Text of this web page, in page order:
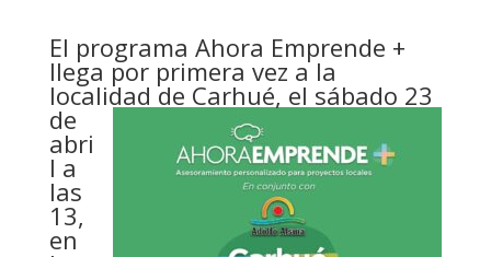
El programa Ahora Emprende +
llega por primera vez a la
localidad de Carhué, el sábado 23
de
abri
l a
las
13,
en